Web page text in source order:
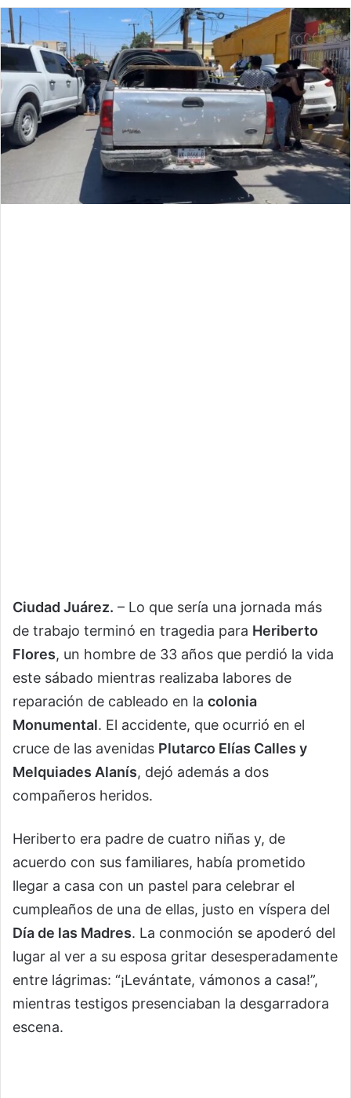
email
Ciudad Juárez. – Lo que sería una jornada más
de trabajo terminó en tragedia para Heriberto
Flores, un hombre de 33 años que perdió la vida
este sábado mientras realizaba labores de
reparación de cableado en la colonia
Monumental. El accidente, que ocurrió en el
cruce de las avenidas Plutarco Elías Calles y
Melquiades Alanís, dejó además a dos
compañeros heridos.
Heriberto era padre de cuatro niñas y, de
acuerdo con sus familiares, había prometido
llegar a casa con un pastel para celebrar el
cumpleaños de una de ellas, justo en víspera del
Día de las Madres. La conmoción se apoderó del
lugar al ver a su esposa gritar desesperadamente
entre lágrimas: “¡Levántate, vámonos a casa!”,
mientras testigos presenciaban la desgarradora
escena.